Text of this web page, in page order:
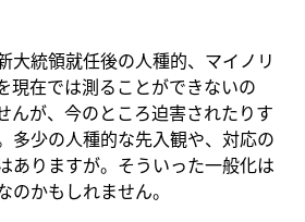
大統領就任後の人種的、マイノリ
現在では測ることができないの
んが、今のところ迫害されたりす
多少の人種的な先入観や、対応の
ありますが。そういった一般化は
のかもしれません。